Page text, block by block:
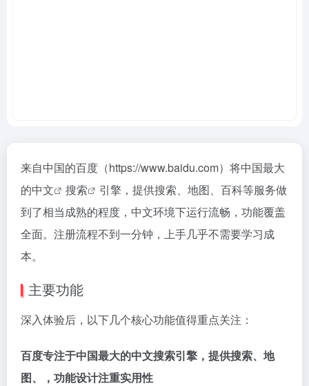
来自中国的百度（https://www.baidu.com）将中国最大
的中文 搜索
引擎，提供搜索、地图、百科等服务做
到了相当成熟的程度，中文环境下运行流畅，功能覆盖
全面。注册流程不到一分钟，上手几乎不需要学习成
本。
主要功能
深入体验后，以下几个核心功能值得重点关注：
百度专注于中国最大的中文搜索引擎，提供搜索、地
图、，功能设计注重实用性